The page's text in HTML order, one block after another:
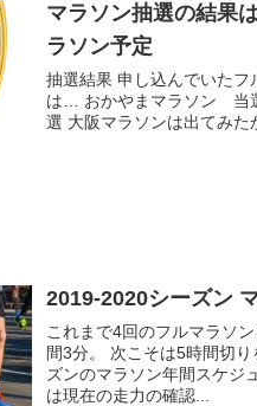
マラソン抽選の結果
ラソン予定
抽選結果 申し込んでいた
は… おかやまマラソン 当
選 大阪マラソンは出てみ
2019-2020シーズン
これまで4回のフルマラソ
間3分。 次こそは5時間切
ズンのマラソン年間スケジ
は現在の走力の確認...